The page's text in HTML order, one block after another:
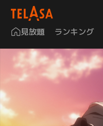
見放題 ランキング